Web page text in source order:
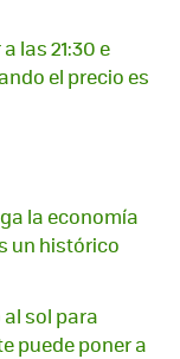
las 21:30 e
el precio es
la economía
un histórico
sol para
puede poner a